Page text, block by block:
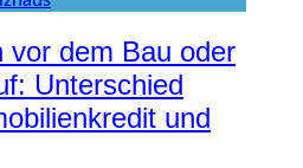
vor dem Bau oder
Unterschied
und